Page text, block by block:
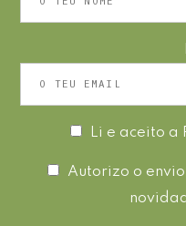
Li e aceito a
Autorizo o